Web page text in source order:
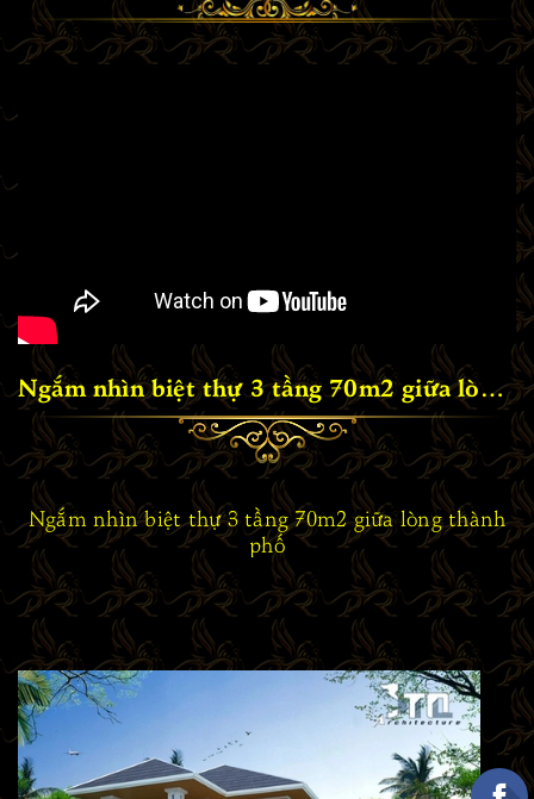
Ngắm nhìn biệt thự 3 tầng 70m2 giữa lòng thành phố
Ngắm nhìn biệt thự 3 tầng 70m2 giữa lòng thành
phố